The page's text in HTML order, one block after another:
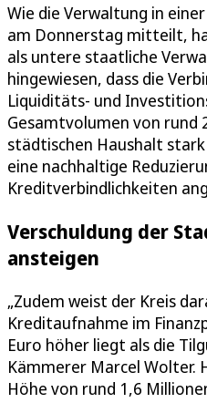
Wie die Verwaltung in
am Donnerstag mitteilt,
als untere staatliche
hingewiesen, dass die
Liquiditäts- und
Gesamtvolumen von rund
städtischen Haushalt
eine nachhaltige
Kreditverbindlichkeiten
Verschuldung der
ansteigen
„Zudem weist der Kreis
Kreditaufnahme im
Euro höher liegt als die
Kämmerer Marcel Wolter.
Höhe von rund 1,6